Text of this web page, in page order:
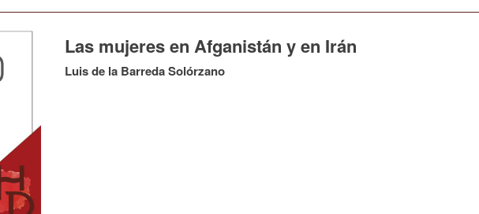
Las mujeres en Afganistán y en Irán
Luis de la Barreda Solórzano